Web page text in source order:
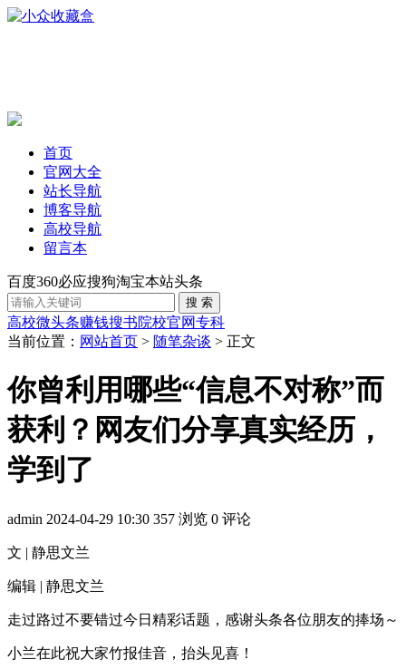
首页
官网大全
站长导航
博客导航
高校导航
留言本
百度360必应搜狗淘宝本站头条
高校微头条赚钱搜书院校官网专科
当前位置： 网站首页 > 随笔杂谈 > 正文
你曾利用哪些“信息不对称”而
获利？网友们分享真实经历，
学到了
admin 2024-04-29 10:30 357 浏览 0 评论
文 | 静思文兰
编辑 | 静思文兰
走过路过不要错过今日精彩话题，感谢头条各位朋友的捧场～
小兰在此祝大家竹报佳音，抬头见喜！